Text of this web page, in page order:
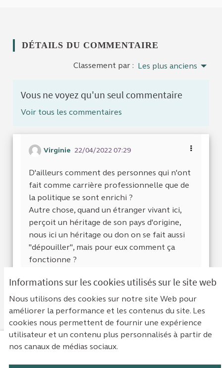
Informations sur les cookies utilisés sur le site web
Nous utilisons des cookies sur notre site Web pour
améliorer la performance et les contenus du site. Les
cookies nous permettent de fournir une expérience
utilisateur et un contenu plus personnalisés à partir de
nos canaux de médias sociaux.
DÉTAILS DU COMMENTAIRE
Classement par : Les plus anciens
Vous ne voyez qu'un seul commentaire
Voir tous les commentaires
Virginie 22/04/2022 07:29
D'ailleurs comment des personnes qui n'ont
fait comme carrière professionnelle que de
la politique se sont enrichi ?
Autre chose, quand un étranger vivant ici,
perçoit un héritage de son pays d'origine,
nous ici un héritage ou don on se fait aussi
"dépouiller", mais pour eux comment ça
fonctionne ?
Mentions légales